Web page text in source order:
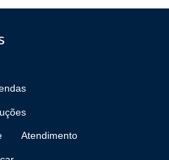
Atendimento